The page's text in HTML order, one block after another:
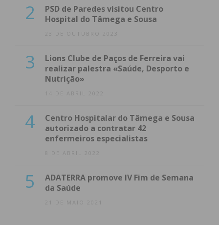
2
PSD de Paredes visitou Centro
Hospital do Tâmega e Sousa
23 DE OUTUBRO 2023
3
Lions Clube de Paços de Ferreira vai
realizar palestra «Saúde, Desporto e
Nutrição»
14 DE ABRIL 2022
4
Centro Hospitalar do Tâmega e Sousa
autorizado a contratar 42
enfermeiros especialistas
8 DE ABRIL 2022
5
ADATERRA promove IV Fim de Semana
da Saúde
21 DE MAIO 2021